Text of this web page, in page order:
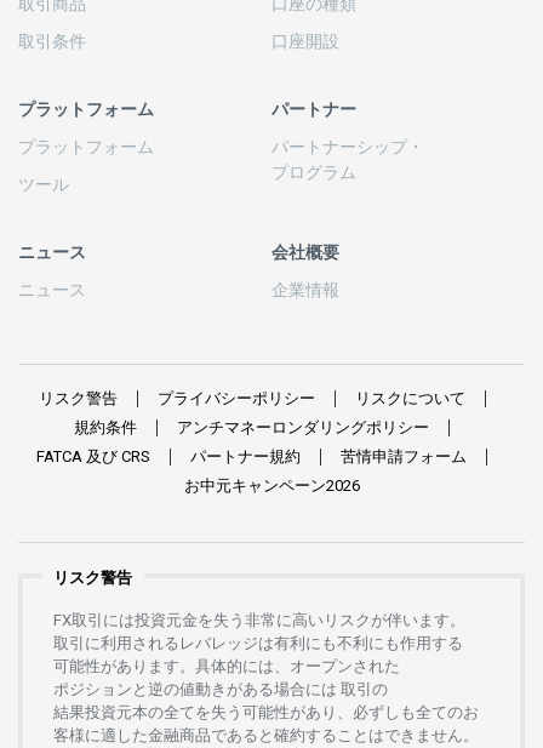
取引商品
取引条件
口座の種類
口座開設
プラットフォーム
プラットフォーム
ツール
パートナー
パートナーシップ・
プログラム
ニュース
ニュース
会社概要
企業情報
リスク警告 プライバシーポリシー
リスクについて
規約条件
アンチマネーロンダリングポリシー
FATCA 及び CRS パートナー規約 苦情申請フォーム
お中元キャンペーン2026
リスク警告
FX取引には投資元金を失う 非常に高い リスクが伴います。
取引に利用さ れる レバレッジは有利にも不利にも作用する
可能性があります。 具体的には、 オープンさ れた
ポジションと 逆の値動きがある場合には 取引の
結果投資元本の全てを失う 可能性があり、 必ずしも全てのお
客様に適した金融商品であると 確約することはできません。